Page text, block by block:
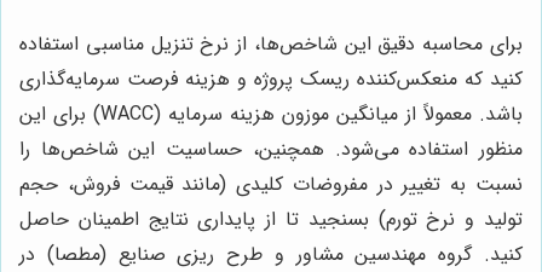
برای محاسبه دقیق این شاخص‌ها، از نرخ تنزیل مناسبی استفاده
کنید که منعکس‌کننده ریسک پروژه و هزینه فرصت سرمایه‌گذاری
باشد. معمولاً از میانگین موزون هزینه سرمایه (WACC) برای این
منظور استفاده می‌شود. همچنین، حساسیت این شاخص‌ها را
نسبت به تغییر در مفروضات کلیدی (مانند قیمت فروش، حجم
تولید و نرخ تورم) بسنجید تا از پایداری نتایج اطمینان حاصل
کنید. گروه مهندسین مشاور و طرح ریزی صنایع (مطصا) در